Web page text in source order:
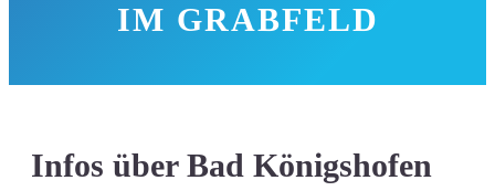
IM GRABFELD
Infos über Bad Königshofen